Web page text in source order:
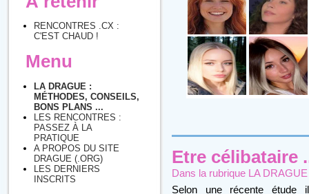
RENCONTRES .CX :
C'EST CHAUD !
Menu
LA DRAGUE :
MÉTHODES, CONSEILS,
BONS PLANS ...
LES RENCONTRES :
PASSEZ À LA
PRATIQUE
A PROPOS DU SITE
DRAGUE (.ORG)
LES DERNIERS
INSCRITS
Etre célibataire
Dans la rubrique LA
Selon une récente